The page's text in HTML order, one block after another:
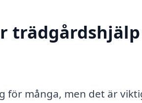
för många, men det är